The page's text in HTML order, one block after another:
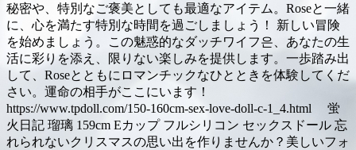
秘密や、特別なご褒美としても最適なアイテム。Roseと一緒
に、心を満たす特別な時間を過ごしましょう！ 新しい冒険
を始めましょう。この魅惑的なダッチワイフ은、あなたの生
活に彩りを添え、限りない楽しみを提供します。一歩踏み出
して、Roseとともにロマンチックなひとときを体験してくだ
さい。運命の相手がここにいます！
https://www.tpdoll.com/150-160cm-sex-love-doll-c-1_4.html 蛍
火日記 瑠璃 159cm Eカップ フルシリコン セックスドール 忘
れられないクリスマスの思い出を作りませんか？美しいフォ